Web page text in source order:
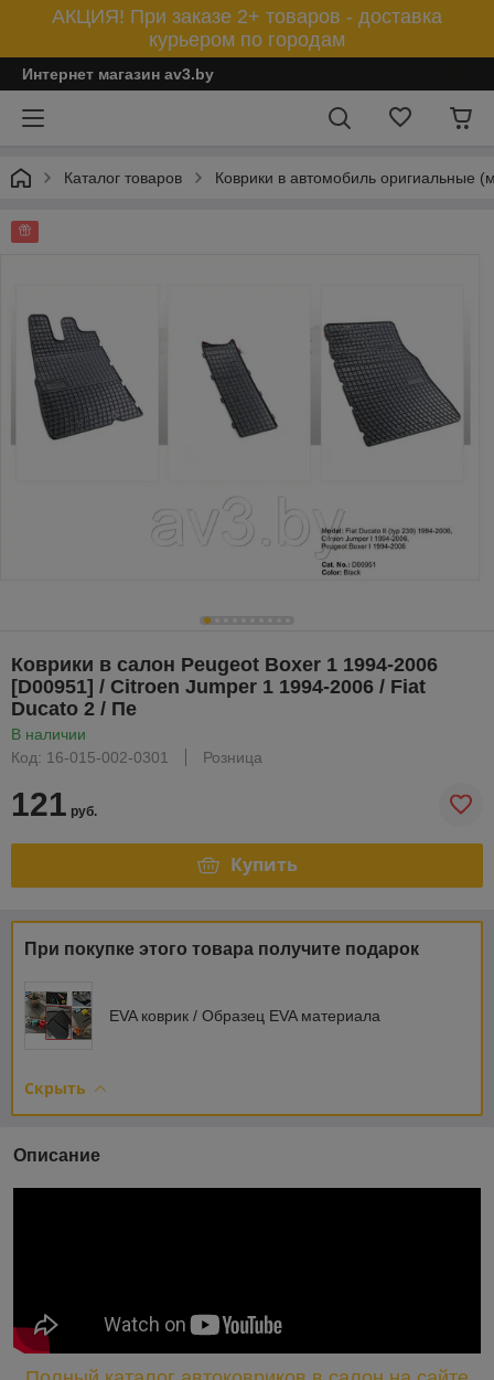
АКЦИЯ! При заказе 2+ товаров - доставка
курьером по городам
Интернет магазин av3.by
Каталог товаров Коврики в автомобиль оригиальные
Коврики в салон Peugeot Boxer 1 1994-2006
[D00951] / Citroen Jumper 1 1994-2006 / Fiat
Ducato 2 / Пе
В наличии
Код: 16-015-002-0301
Розница
121 руб.
Купить
При покупке этого товара получите подарок
EVA коврик / Образец EVA материала
Скрыть
Описание